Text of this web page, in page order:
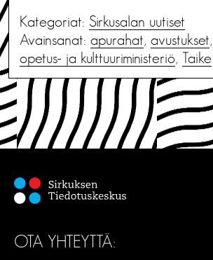
Kategoriat: Sirkusalan uutiset
Avainsanat: apurahat, avustukset,
opetus- ja kulttuuriministeriö, Taike
OTA YHTEYTTÄ: